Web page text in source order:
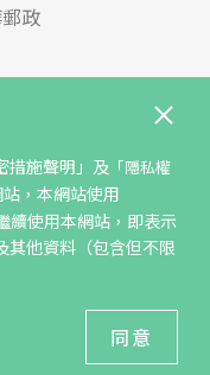
措施聲明」 及「隱私權
，本網站使用
續使用本網站，即表示
其他資料（包含但不限
同意
政